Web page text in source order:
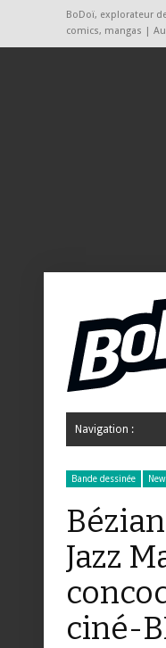
BoDoï, explorateur
comics, mangas |
Navigation :
Bande dessinée
Jazz
ciné-